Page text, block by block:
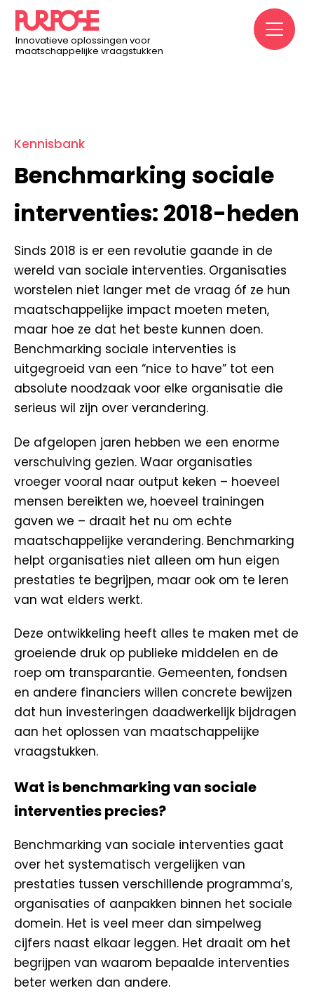
Innovatieve oplossingen voor
maatschappelijke vraagstukken
Home/ Kennisbank
Benchmarking sociale interventies:
2018-heden
Kennisbank
Benchmarking sociale
interventies: 2018-heden
Sinds 2018 is er een revolutie gaande in de
wereld van sociale interventies. Organisaties
worstelen niet langer met de vraag óf ze hun
maatschappelijke impact moeten meten,
maar hoe ze dat het beste kunnen doen.
Benchmarking sociale interventies is
uitgegroeid van een “nice to have” tot een
absolute noodzaak voor elke organisatie die
serieus wil zijn over verandering.
De afgelopen jaren hebben we een enorme
verschuiving gezien. Waar organisaties
vroeger vooral naar output keken – hoeveel
mensen bereikten we, hoeveel trainingen
gaven we – draait het nu om echte
maatschappelijke verandering. Benchmarking
helpt organisaties niet alleen om hun eigen
prestaties te begrijpen, maar ook om te leren
van wat elders werkt.
Deze ontwikkeling heeft alles te maken met de
groeiende druk op publieke middelen en de
roep om transparantie. Gemeenten, fondsen
en andere financiers willen concrete bewijzen
dat hun investeringen daadwerkelijk bijdragen
aan het oplossen van maatschappelijke
vraagstukken.
Wat is benchmarking van sociale
interventies precies?
Benchmarking van sociale interventies gaat
over het systematisch vergelijken van
prestaties tussen verschillende programma’s,
organisaties of aanpakken binnen het sociale
domein. Het is veel meer dan simpelweg
cijfers naast elkaar leggen. Het draait om het
begrijpen van waarom bepaalde interventies
beter werken dan andere.